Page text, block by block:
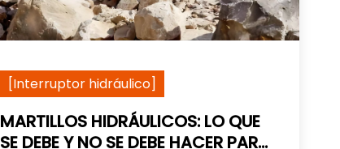
[Interruptor hidráulico]
MARTILLOS HIDRÁULICOS: LO QUE
SE DEBE Y NO SE DEBE HACER PARA